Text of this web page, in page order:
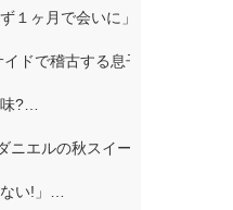
１ヶ月で会いに」…
ドで稽古する息子の姿公開に
?…
ニエルの秋スイーツビュッフ
い!」…